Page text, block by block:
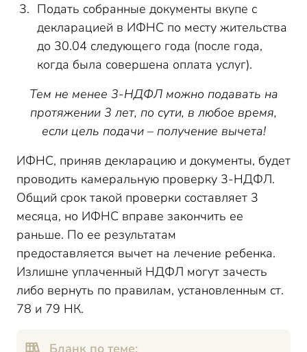
Подать собранные документы вкупе с
декларацией в ИФНС по месту жительства
до 30.04 следующего года (после года,
когда была совершена оплата услуг).
Тем не менее 3-НДФЛ можно подавать на
протяжении 3 лет, по сути, в любое время,
если цель подачи – получение вычета!
ИФНС, приняв декларацию и документы, будет
проводить камеральную проверку 3-НДФЛ.
Общий срок такой проверки составляет 3
месяца, но ИФНС вправе закончить ее
раньше. По ее результатам
предоставляется вычет на лечение ребенка.
Излишне уплаченный НДФЛ могут зачесть
либо вернуть по правилам, установленным ст.
78 и 79 НК.
Бланк по теме: